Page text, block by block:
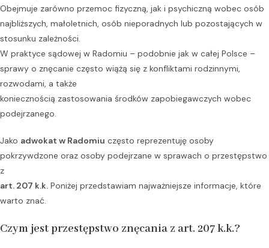
Obejmuje zarówno przemoc fizyczną, jak i psychiczną wobec osób
najbliższych, małoletnich, osób nieporadnych lub pozostających w
stosunku zależności.
W praktyce sądowej w Radomiu – podobnie jak w całej Polsce –
sprawy o znęcanie często wiążą się z konfliktami rodzinnymi,
rozwodami, a także
koniecznością zastosowania środków zapobiegawczych wobec
podejrzanego.
Jako adwokat w Radomiu często reprezentuję osoby
pokrzywdzone oraz osoby podejrzane w sprawach o przestępstwo
z
art. 207 k.k. Poniżej przedstawiam najważniejsze informacje, które
warto znać.
Czym jest przestępstwo znęcania z art. 207 k.k.?